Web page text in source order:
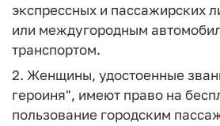
экспрессных и пассажирских
или междугородным
транспортом.
2. Женщины, удостоенные
героиня", имеют право на
пользование городским